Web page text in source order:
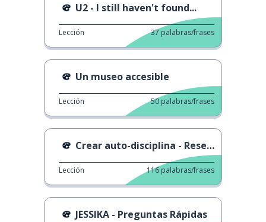
U2 - I still haven't found...
Lección 37 palabras/frases
Un museo accesible
Lección 50 palabras/frases
Crear auto-disciplina - Reseña de libro
Lección 116 palabras/frases
JESSIKA - Preguntas Rápidas